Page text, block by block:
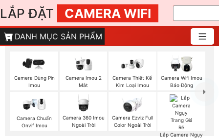
LẮP ĐẶT CAMERA WIFI
DANH MỤC SẢN PHẨM
Camera Dùng Pin
Imou
Camera Imou 2
Mắt
Camera Thiết Kế
Kim Loại Imou
Camera Wifi Imou
Báo Động
Camera Chuẩn
Onvif Imou
Camera 360 Imou
Ngoài Trời
Camera Ezviz Full
Color Ngoài Trời
Lắp Camera Ngụy